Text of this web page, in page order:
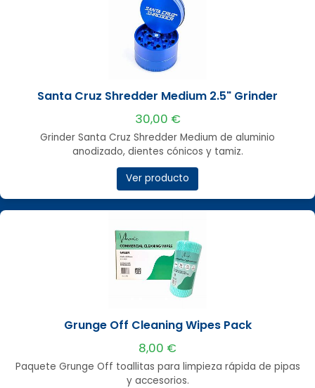
Santa Cruz Shredder Medium 2.5" Grinder
30,00 €
Grinder Santa Cruz Shredder Medium de aluminio
anodizado, dientes cónicos y tamiz.
Ver producto
Grunge Off Cleaning Wipes Pack
8,00 €
Paquete Grunge Off toallitas para limpieza rápida de pipas
y accesorios.